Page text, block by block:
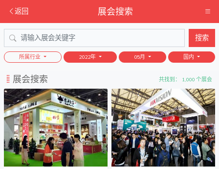
返回 展会搜索
搜索
所属行业 2022年 05月 国内
展会搜索 共找到： 1,000 个展会